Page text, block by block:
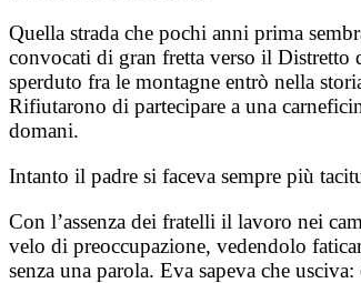
Quella strada che pochi anni prima
convocati di gran fretta verso il
sperduto fra le montagne entrò nella
Rifiutarono di partecipare a una
domani.
Intanto il padre si faceva sempre più
Con l’assenza dei fratelli il lavoro nei
velo di preoccupazione, vedendolo
senza una parola. Eva sapeva che